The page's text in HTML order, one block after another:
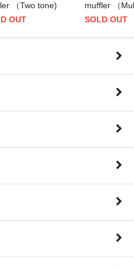
（Two tone)
OUT
muffler （
SOLD OUT